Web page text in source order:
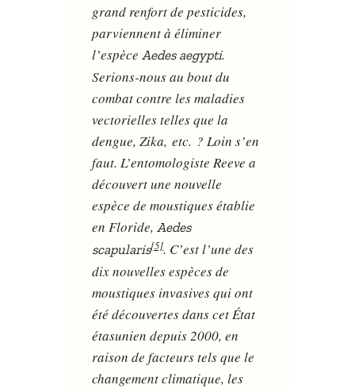
grand renfort de pesticides,
parviennent à éliminer
l’espèceAedes aegypti.
Serions-nous au bout du
combat contre les maladies
vectorielles telles que la
dengue, Zika, etc. ? Loin s’en
faut. L’entomologiste Reeve a
découvert une nouvelle
espèce de moustiques établie
en Floride,Aedes
scapularis[5]. C’est l’une des
dix nouvelles espèces de
moustiques invasives qui ont
été découvertes dans cet État
étasunien depuis 2000, en
raison de facteurs tels que le
changement climatique, les